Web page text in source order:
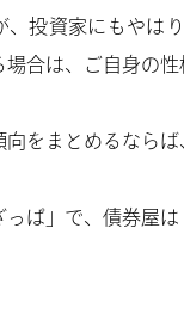
、投資家にもやは
合は、ご自身の
をまとめるならば
ぱ」で、債券屋は